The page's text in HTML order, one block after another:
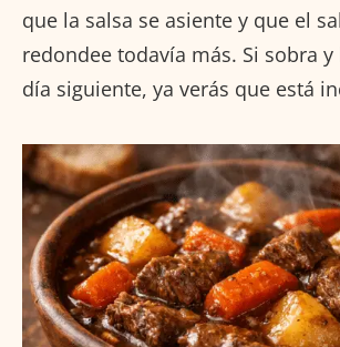
que la salsa se asiente y que el
redondee todavía más. Si sobra
día siguiente, ya verás que está